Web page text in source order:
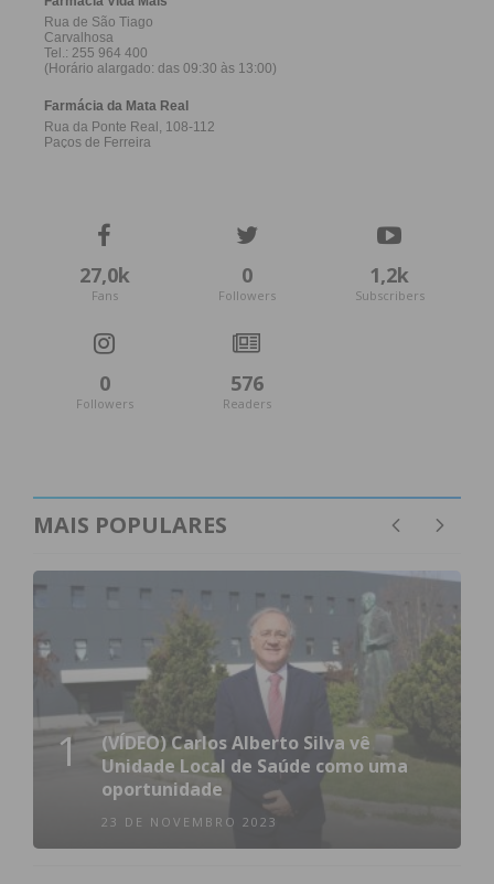
27,0k
Fans
0
Followers
1,2k
Subscribers
0
Followers
576
Readers
MAIS POPULARES
1
(VÍDEO) Carlos Alberto Silva vê
Unidade Local de Saúde como uma
oportunidade
23 DE NOVEMBRO 2023